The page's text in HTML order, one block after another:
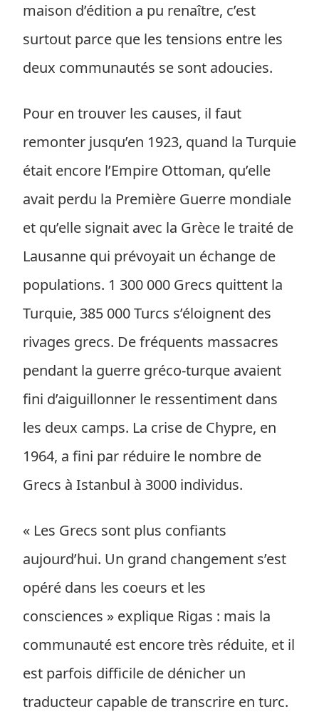
maison d’édition a pu renaître, c’est
surtout parce que les tensions entre les
deux communautés se sont adoucies.
Pour en trouver les causes, il faut
remonter jusqu’en 1923, quand la Turquie
était encore l’Empire Ottoman, qu’elle
avait perdu la Première Guerre mondiale
et qu’elle signait avec la Grèce le traité de
Lausanne qui prévoyait un échange de
populations. 1 300 000 Grecs quittent la
Turquie, 385 000 Turcs s’éloignent des
rivages grecs. De fréquents massacres
pendant la guerre gréco-turque avaient
fini d’aiguillonner le ressentiment dans
les deux camps. La crise de Chypre, en
1964, a fini par réduire le nombre de
Grecs à Istanbul à 3000 individus.
« Les Grecs sont plus confiants
aujourd’hui. Un grand changement s’est
opéré dans les coeurs et les
consciences » explique Rigas : mais la
communauté est encore très réduite, et il
est parfois difficile de dénicher un
traducteur capable de transcrire en turc.